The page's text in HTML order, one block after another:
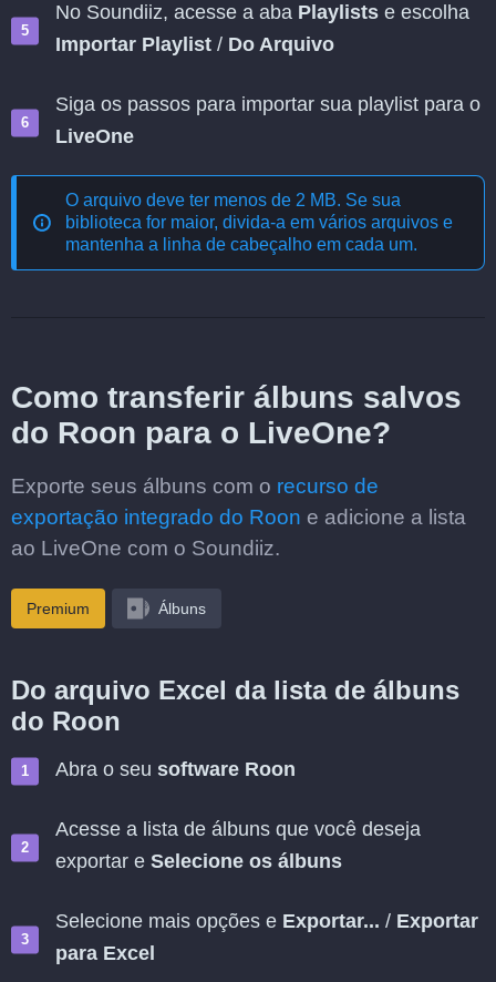
No Soundiiz, acesse a aba Playlists e escolha
Importar Playlist / Do Arquivo
Siga os passos para importar sua playlist para o
LiveOne
O arquivo deve ter menos de 2 MB. Se sua
biblioteca for maior, divida-a em vários arquivos e
mantenha a linha de cabeçalho em cada um.
Como transferir álbuns salvos
do Roon para o LiveOne?
Exporte seus álbuns com o recurso de
exportação integrado do Roon e adicione a lista
ao LiveOne com o Soundiiz.
Premium Álbuns
Do arquivo Excel da lista de álbuns
do Roon
Abra o seu software Roon
Acesse a lista de álbuns que você deseja
exportar e Selecione os álbuns
Selecione mais opções e Exportar... / Exportar
para Excel